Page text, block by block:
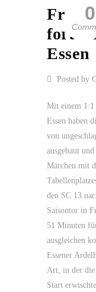
0
fort –
Essen
Posted by
Mit einem 1:1
Essen haben
von
ausgebaut
Märchen mit
den SC 13
Saisontor in
51 Minuten
ausgleichen
Essener
Art, in der die
Start